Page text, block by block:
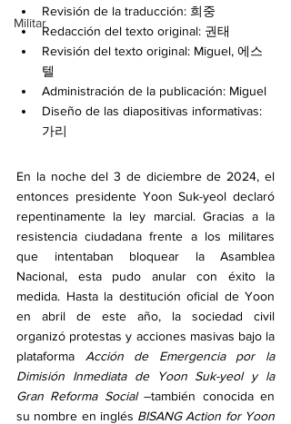
Militar
Revisión de la traducción: 희중
Redacción del texto original: 권태
Revisión del texto original: Miguel, 에스
텔
Administración de la publicación: Miguel
Diseño de las diapositivas informativas:
가리
En la noche del 3 de diciembre de 2024, el
entonces presidente Yoon Suk-yeol declaró
repentinamente la ley marcial. Gracias a la
resistencia ciudadana frente a los militares
que intentaban bloquear la Asamblea
Nacional, esta pudo anular con éxito la
medida. Hasta la destitución oficial de Yoon
en abril de este año, la sociedad civil
organizó protestas y acciones masivas bajo la
plataforma Acción de Emergencia por la
Dimisión Inmediata de Yoon Suk-yeol y la
Gran Reforma Social –también conocida en
su nombre en inglés BISANG Action for Yoon